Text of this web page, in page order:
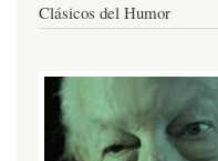
Clásicos del Humor